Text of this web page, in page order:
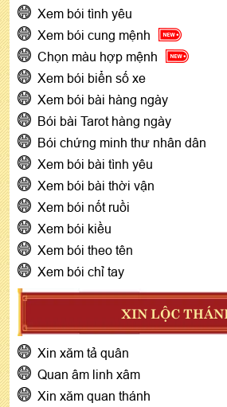
Xem bói tình yêu
Xem bói cung mệnh
Chọn màu hợp mệnh
Xem bói biển số xe
Xem bói bài hàng ngày
Bói bài Tarot hàng ngày
Bói chứng minh thư nhân dân
Xem bói bài tình yêu
Xem bói bài thời vận
Xem bói nốt ruồi
Xem bói kiều
Xem bói theo tên
Xem bói chỉ tay
XIN LỘC
Xin xăm tả quân
Quan âm linh xâm
Xin xăm quan thánh